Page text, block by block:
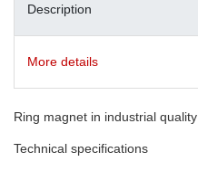
Description
More details
Ring magnet in industrial quality
Technical specifications